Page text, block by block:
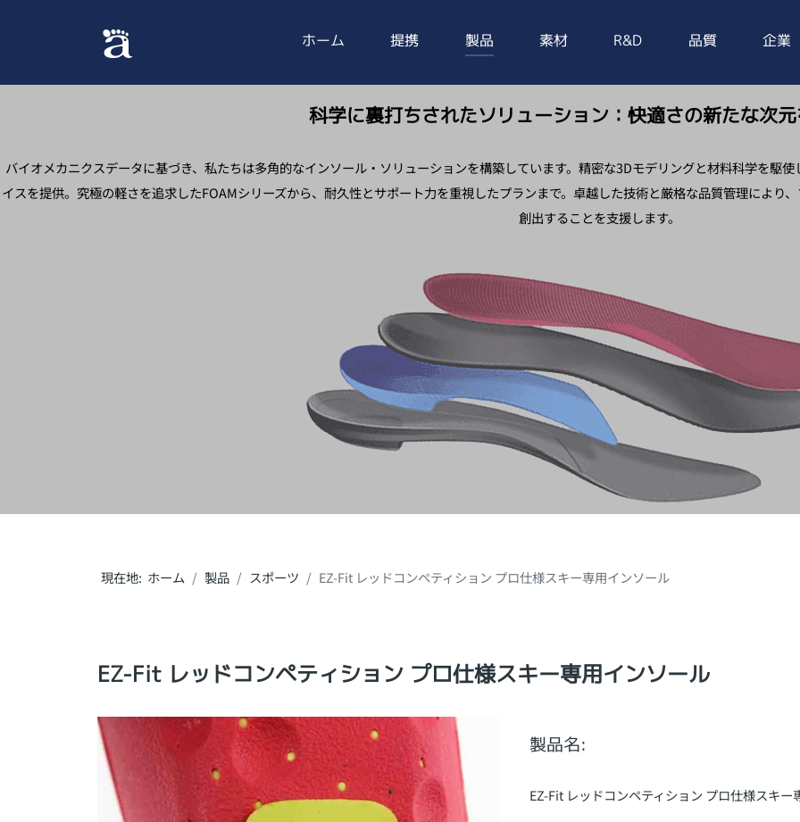
ホーム 提携 製品 素材 R&D 品質 企業
科学に裏打ちされたソリューション：快適さの新たな次
バイオメカニクスデータに基づき、私たちは多角的なインソール・ソリューションを構築しています。精密な3Dモデリングと材料科学を駆
イスを提供。究極の軽さを追求したFOAMシリーズから、耐久性とサポート力を重視したプランまで。卓越した技術と厳格な品質管理により
創出することを支援します。
現在地: ホーム 製品 スポーツ EZ-Fit レッドコンペティション プロ仕様スキー専用インソール
EZ-Fit レッドコンペティション プロ仕様スキー専用インソール
製品名:
EZ-Fit レッドコンペティション プロ仕様スキー